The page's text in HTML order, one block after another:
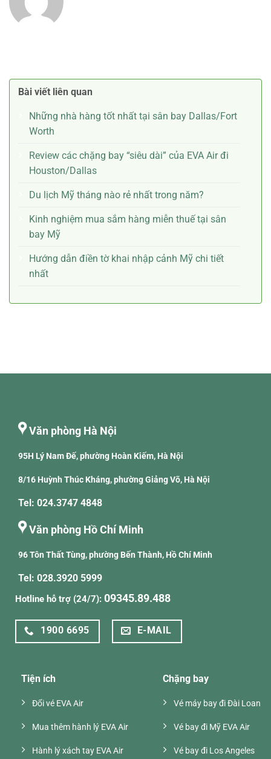
Bài viết liên quan
Những nhà hàng tốt nhất tại sân bay Dallas/Fort
Worth
Review các chặng bay “siêu dài” của EVA Air đi
Houston/Dallas
Du lịch Mỹ tháng nào rẻ nhất trong năm?
Kinh nghiệm mua sắm hàng miễn thuế tại sân
bay Mỹ
Hướng dẫn điền tờ khai nhập cảnh Mỹ chi tiết
nhất
Văn phòng Hà Nội
95H Lý Nam Đế, phường Hoàn Kiếm, Hà Nội
8/16 Huỳnh Thúc Kháng, phường Giảng Võ, Hà Nội
Tel: 024.3747 4848
Văn phòng Hồ Chí Minh
96 Tôn Thất Tùng, phường Bến Thành, Hồ Chí Minh
Tel: 028.3920 5999
Hotline hỗ trợ (24/7): 09345.89.488
1900 6695 E-MAIL
Tiện ích
Đổi vé EVA Air
Mua thêm hành lý EVA Air
Hành lý xách tay EVA Air
Chặng bay
Vé máy bay đi Đài Loan
Vé bay đi Mỹ EVA Air
Vé bay đi Los Angeles